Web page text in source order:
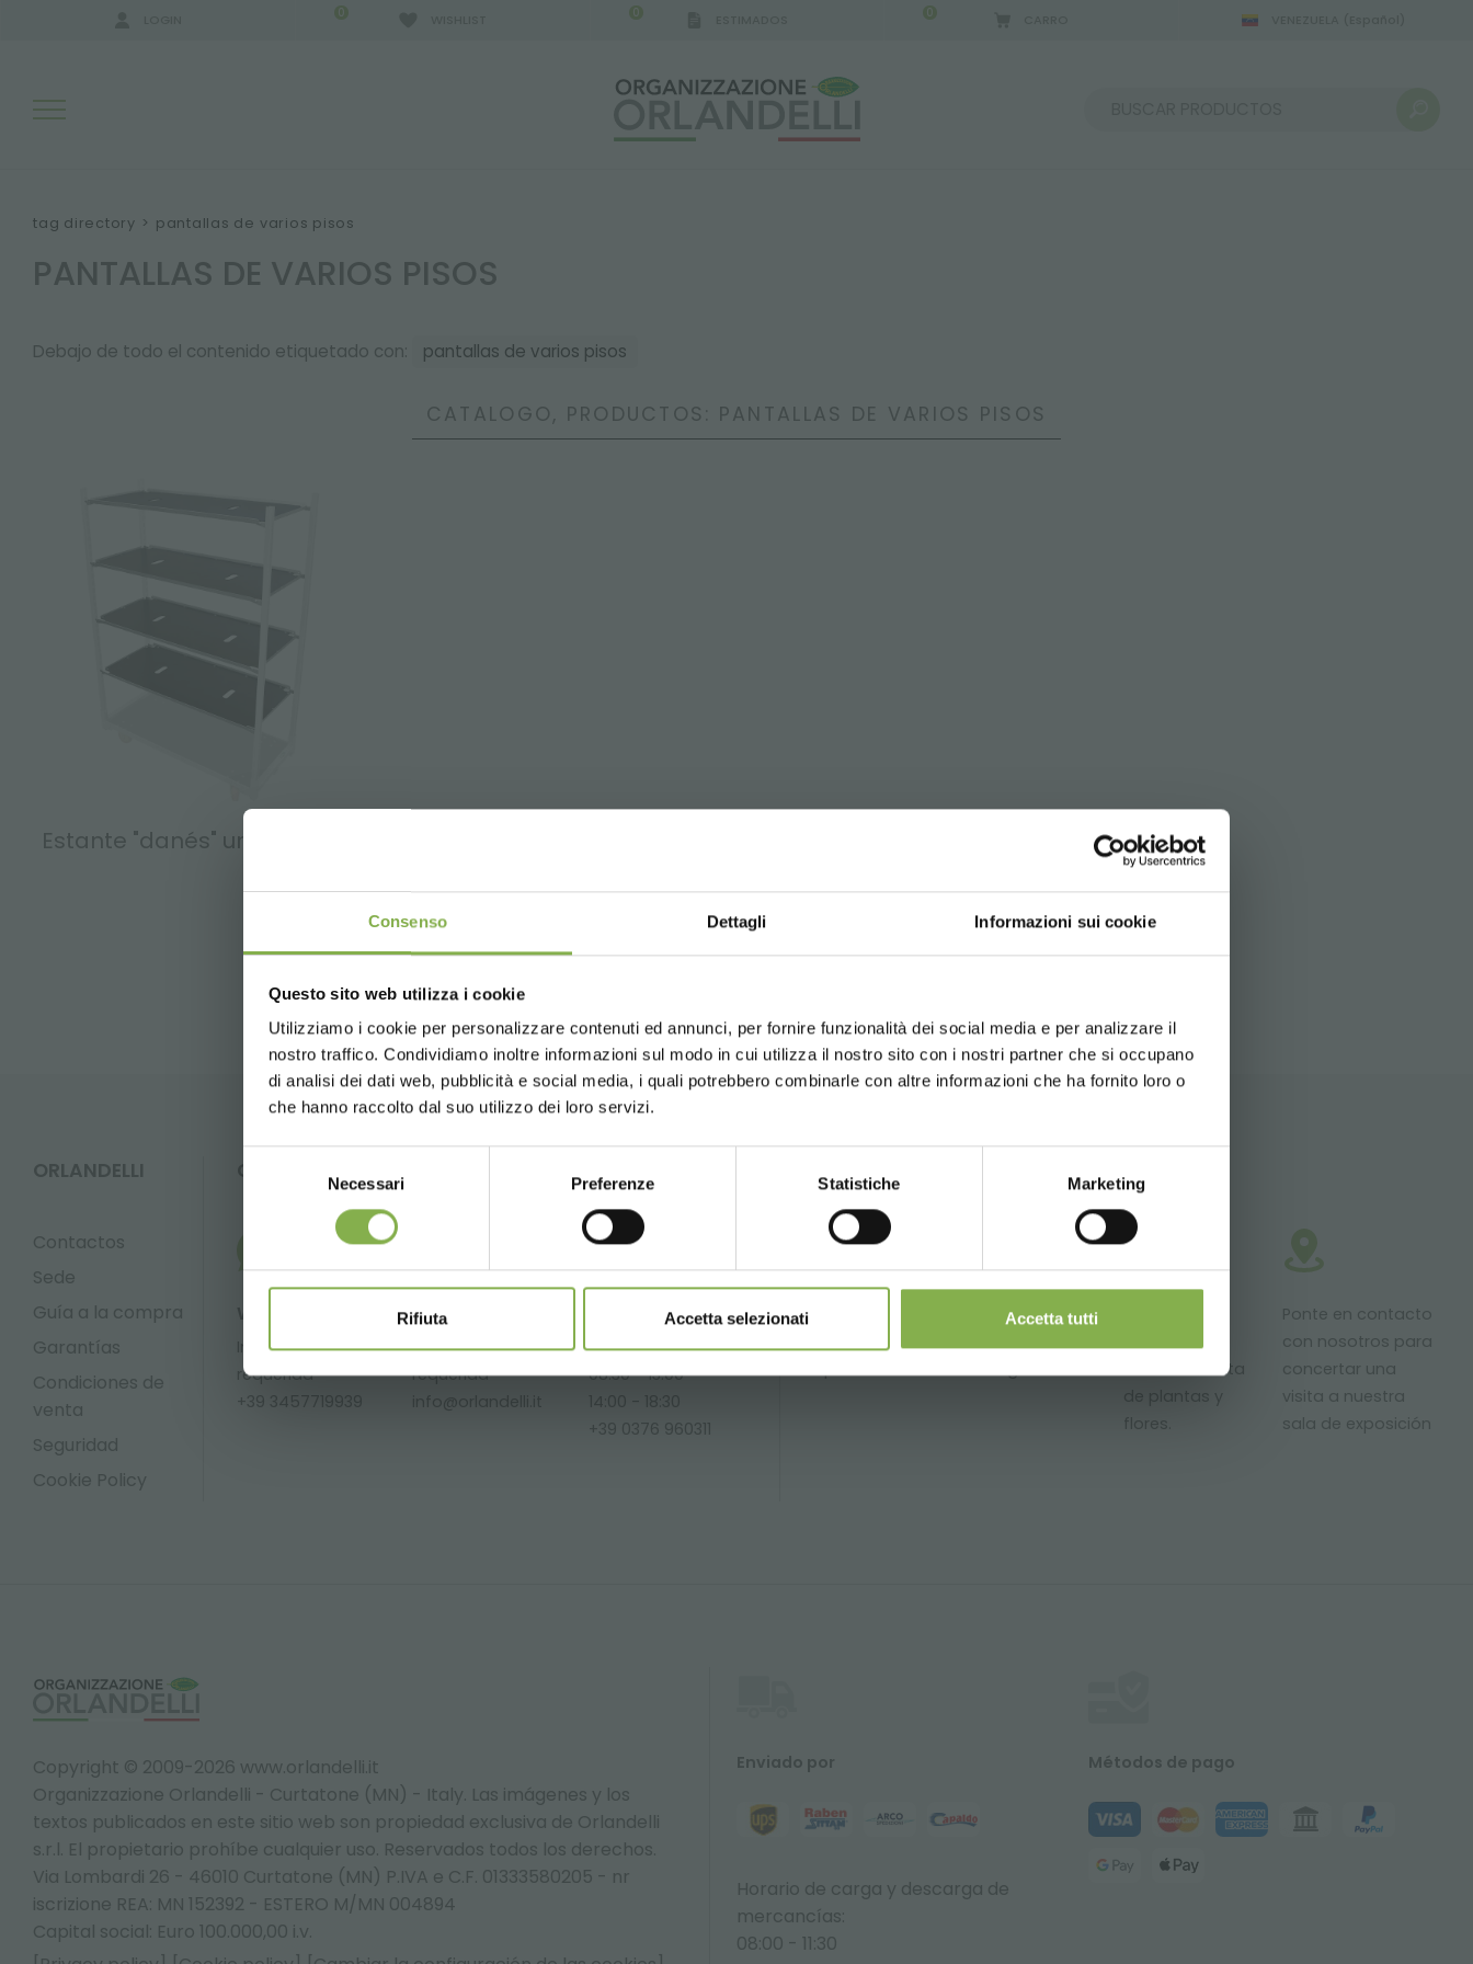
Consenso Dettagli Informazioni sui cookie
Questo sito web utilizza i cookie
Utilizziamo i cookie per personalizzare contenuti ed annunci, per fornire funzionalità dei social media e per analizzare il
nostro traffico. Condividiamo inoltre informazioni sul modo in cui utilizza il nostro sito con i nostri partner che si occupano
di analisi dei dati web, pubblicità e social media, i quali potrebbero combinarle con altre informazioni che ha fornito loro o
che hanno raccolto dal suo utilizzo dei loro servizi.
Necessari Preferenze Statistiche Marketing
Rifiuta Accetta selezionati Accetta tutti
0 0 0
RESULTADOS DE LA BÚSQUEDA:
tag directory > pantallas de varios pisos
PANTALLAS DE VARIOS PISOS
Debajo de todo el contenido etiquetado con: pantallas de varios pisos
CATALOGO, PRODUCTOS: PANTALLAS DE VARIOS PISOS
Estante "danés" unistandard
FAQ GLOSARIO
compartir
UNITED STATES ENGLISH
CONTINUE
ORLANDELLI
Contactos
Sede
Guía a la compra
Garantías
Condiciones de
venta
Seguridad
Cookie Policy
CONTACTOS
Información
requerida
+39 3457719939
Email
Información
requerida
info@orlandelli.it
Teléfono
De lunes a viernes
08:30 - 13:00
14:00 - 18:30
+39 0376 960311
SERVICIOS
Más de 40
experiencia
Productos
entrega
medida para
áreas de venta
de plantas y
flores.
Ponte en contacto
con nosotros para
concertar una
visita a nuestra
sala de exposición
Copyright © 2009-2026 www.orlandelli.it
Organizzazione Orlandelli - Curtatone (MN) - Italy. Las imágenes y los
textos publicados en este sitio web son propiedad exclusiva de Orlandelli
s.r.l. El propietario prohíbe cualquier uso. Reservados todos los derechos.
Via Lombardi 26 - 46010 Curtatone (MN) P.IVA e C.F. 01333580205 - nr
iscrizione REA: MN 152392 - ESTERO M/MN 004894
Capital social: Euro 100.000,00 i.v.
Enviado por
Horario de carga y descarga de
mercancías:
08:00 - 11:30
Métodos de pago